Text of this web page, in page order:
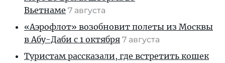
Вьетнаме 7 августа
«Аэрофлот» возобновит полеты из Москвы
в Абу-Даби с 1 октября 7 августа
Туристам рассказали, где встретить кошек